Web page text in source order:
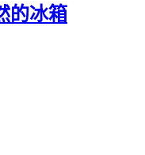
的冰箱